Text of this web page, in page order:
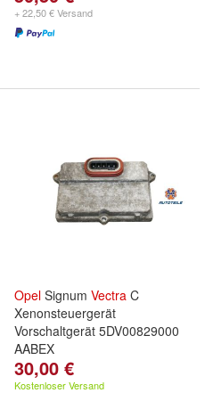
+ 22,50 € Versand
Opel Signum Vectra C
Xenonsteuergerät
Vorschaltgerät 5DV00829000
AABEX
30,00 €
Kostenloser Versand